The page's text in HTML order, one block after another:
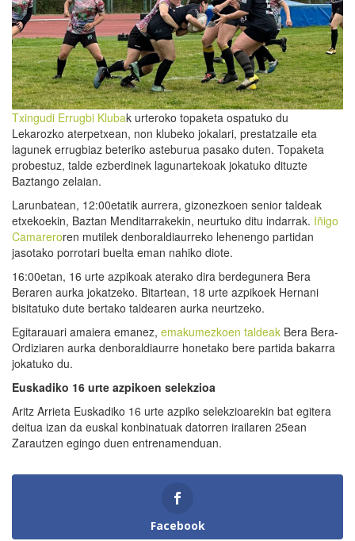
Txingudi Errugbi Klubak urteroko topaketa ospatuko du
Lekarozko aterpetxean, non klubeko jokalari, prestatzaile eta
lagunek errugbiaz beteriko asteburua pasako duten. Topaketa
probestuz, talde ezberdinek lagunartekoak jokatuko dituzte
Baztango zelaian.
Larunbatean, 12:00etatik aurrera, gizonezkoen senior taldeak
etxekoekin, Baztan Menditarrakekin, neurtuko ditu indarrak. Iñigo
Camareroren mutilek denboraldiaurreko lehenengo partidan
jasotako porrotari buelta eman nahiko diote.
16:00etan, 16 urte azpikoak aterako dira berdegunera Bera
Beraren aurka jokatzeko. Bitartean, 18 urte azpikoek Hernani
bisitatuko dute bertako taldearen aurka neurtzeko.
Egitarauari amaiera emanez, emakumezkoen taldeak Bera Bera-
Ordiziaren aurka denboraldiaurre honetako bere partida bakarra
jokatuko du.
Euskadiko 16 urte azpikoen selekzioa
Aritz Arrieta Euskadiko 16 urte azpiko selekzioarekin bat egitera
deitua izan da euskal konbinatuak datorren irailaren 25ean
Zarautzen egingo duen entrenamenduan.
Facebook